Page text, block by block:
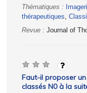
Thématiques :
thérapeutiques,
Revue : Journal of
Faut-il proposer
classés N0 à la